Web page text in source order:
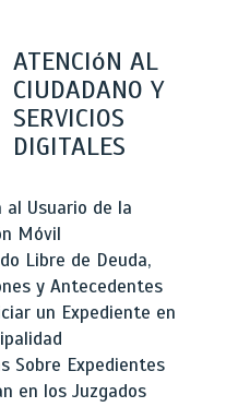
ATENCIóN AL
CIUDADANO Y
SERVICIOS
DIGITALES
al Usuario de la
Móvil
Libre de Deuda,
y Antecedentes
un Expediente en
Sobre Expedientes
en los Juzgados